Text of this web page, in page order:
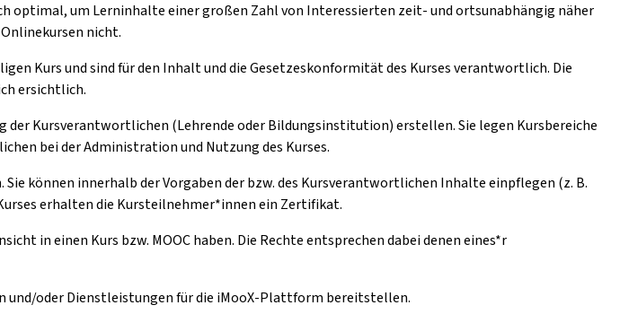
optimal, um Lerninhalte einer großen Zahl von Interessierten zeit- und ortsunabhängig näher
nicht.
Kurs und sind für den Inhalt und die Gesetzeskonformität des Kurses verantwortlich. Die
ersichtlich.
der Kursverantwortlichen (Lehrende oder Bildungsinstitution) erstellen. Sie legen Kursbereiche
bei der Administration und Nutzung des Kurses.
können innerhalb der Vorgaben der bzw. des Kursverantwortlichen Inhalte einpflegen (z. B.
erhalten die Kursteilnehmer*innen ein Zertifikat.
in einen Kurs bzw. MOOC haben. Die Rechte entsprechen dabei denen eines*r
oder Dienstleistungen für die iMooX-Plattform bereitstellen.